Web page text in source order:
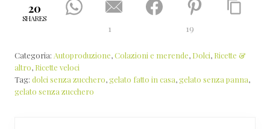
20
SHARES
1 19
Categoria: Autoproduzione,Colazioni e merende, Dolci, Ricette &
altro, Ricette veloci
Tag: dolci senza zucchero,gelato fatto in casa,gelato senza panna,
gelato senza zucchero